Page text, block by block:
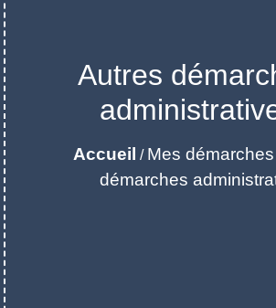
Autres
Accueil / Mes démarches
démarches